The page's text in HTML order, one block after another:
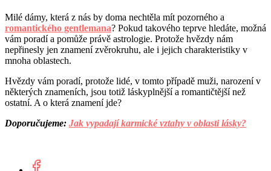
Milé dámy, která z nás by doma nechtěla mít pozorného a
romantického gentlemana? Pokud takového teprve hledáte, možná
vám poradí a pomůže právě astrologie. Protože hvězdy nám
nepřinesly jen znamení zvěrokruhu, ale i jejich charakteristiky v
mnoha oblastech.
Hvězdy vám poradí, protože lidé, v tomto případě muži, narození v
některých znameních, jsou totiž láskyplnější a romantičtější než
ostatní. A o která znamení jde?
Doporučujeme: Jak vypadají karmické vztahy v oblasti lásky?